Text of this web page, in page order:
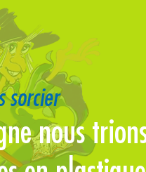
sorcier
nous